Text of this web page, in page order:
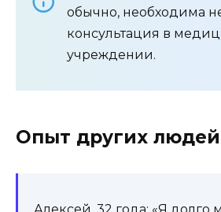
обычно, необходима
консультация в
учреждении.
Опыт других людей